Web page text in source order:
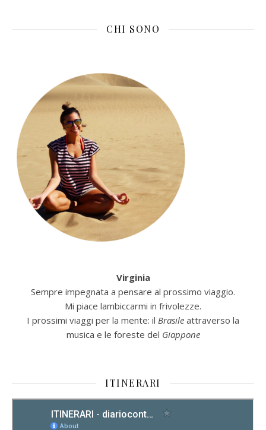
CHI SONO
Virginia
Sempre impegnata a pensare al prossimo viaggio.
Mi piace lambiccarmi in frivolezze.
I prossimi viaggi per la mente: il Brasile attraverso la
musica e le foreste del Giappone
ITINERARI